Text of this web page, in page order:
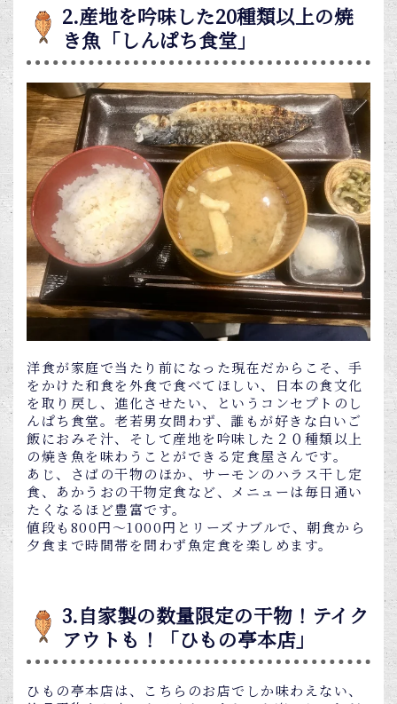
2.産地を吟味した20種類以上の焼
き魚「しんぱち食堂」
洋食が家庭で当たり前になった現在だからこそ、手
をかけた和食を外食で食べてほしい、日本の食文化
を取り戻し、進化させたい、というコンセプトのし
んぱち食堂。老若男女問わず、誰もが好きな白いご
飯におみそ汁、そして産地を吟味した２０種類以上
の焼き魚を味わうことができる定食屋さんです。
あじ、さばの干物のほか、サーモンのハラス干し定
食、あかうおの干物定食など、メニューは毎日通い
たくなるほど豊富です。
値段も800円～1000円とリーズナブルで、朝食から
夕食まで時間帯を問わず魚定食を楽しめます。
3.自家製の数量限定の干物！テイク
アウトも！「ひもの亭本店」
ひもの亭本店は、こちらのお店でしか味わえない、